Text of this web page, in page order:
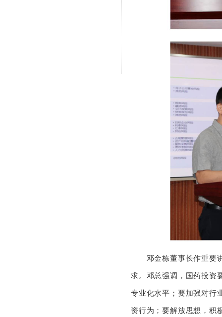
邓金栋董事长作重要讲
求。邓总强调，国药投资
专业化水平；要加强对行
资行为；要解放思想，积